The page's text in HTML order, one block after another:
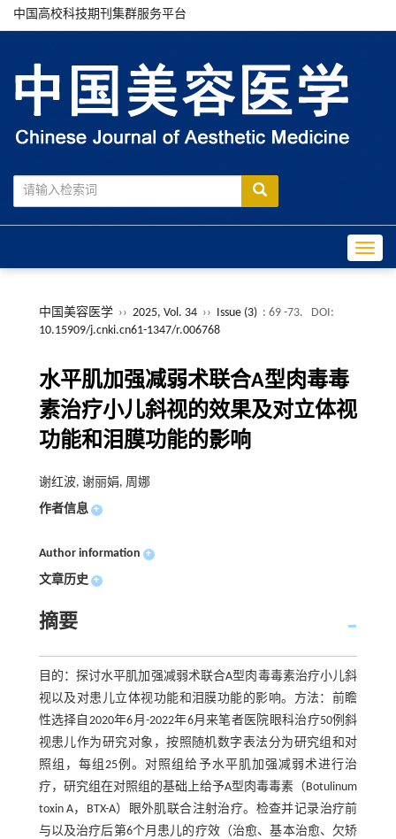
中国高校科技期刊集群服务平台
中国美容医学 ›› 2025, Vol. 34 ›› Issue (3) : 69 -73.
DOI:
10.15909/j.cnki.cn61-1347/r.006768
水平肌加强减弱术联合A型肉毒毒
素治疗小儿斜视的效果及对立体视
功能和泪膜功能的影响
谢红波, 谢丽娟, 周娜
作者信息 +
Author information +
文章历史 +
摘要
目的：探讨水平肌加强减弱术联合A型肉毒毒素治疗小儿斜
视以及对患儿立体视功能和泪膜功能的影响。方法：前瞻
性选择自2020年6月-2022年6月来笔者医院眼科治疗50例斜
视患儿作为研究对象，按照随机数字表法分为研究组和对
照组，每组25例。对照组给予水平肌加强减弱术进行治
疗，研究组在对照组的基础上给予A型肉毒毒素（Botulinum
toxin A，BTX-A）眼外肌联合注射治疗。检查并记录治疗前
与以及治疗后第6个月患儿的疗效（治愈、基本治愈、欠矫